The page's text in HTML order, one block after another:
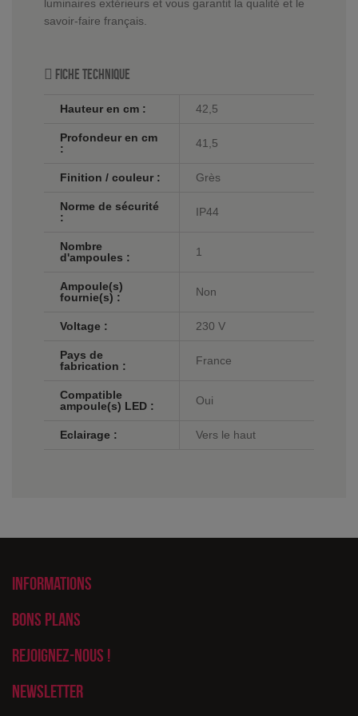
luminaires extérieurs et vous garantit la qualité et le
savoir-faire français.
Fiche technique
Hauteur en cm : 42,5
Profondeur en cm
:
41,5
Finition / couleur : Grès
Norme de sécurité
:
IP44
Nombre
d'ampoules :
1
Ampoule(s)
fournie(s) :
Non
Voltage : 230 V
Pays de
fabrication :
France
Compatible
ampoule(s) LED :
Oui
Eclairage : Vers le haut
Informations
Bons plans
Rejoignez-nous !
Newsletter